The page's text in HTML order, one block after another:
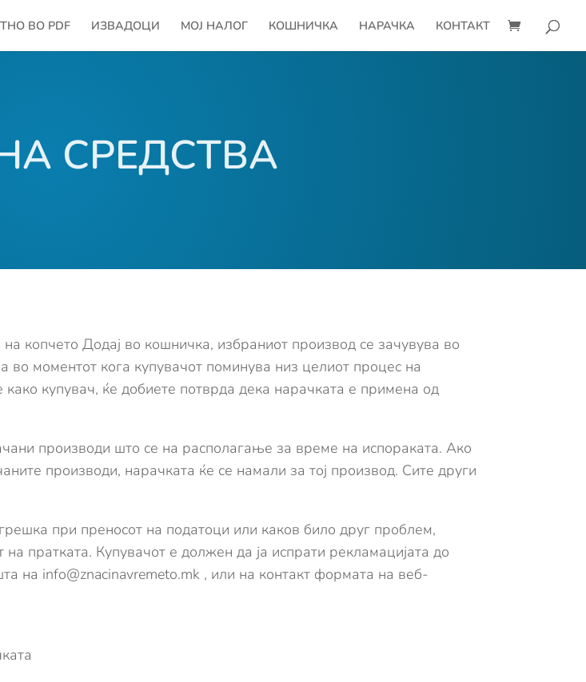
ВО PDF ИЗВАДОЦИ МОЈ НАЛОГ КОШНИЧКА НАРАЧКА КОНТАКТ
СРЕДСТВА
копчето Додаj во кошничка, избраниот производ се зачувува во
моментот кога купувачот поминува низ целиот процес на
купувач, ќе добиете потврда дека нарачката е примена од
производи што се на располагање за време на испораката. Ако
производи, нарачката ќе се намали за тој производ. Сите други
при преносот на податоци или каков било друг проблем,
пратката. Купувачот е должен да ја испрати рекламацијата до
на info@znacinavremeto.mk , или на контакт формата на веб-